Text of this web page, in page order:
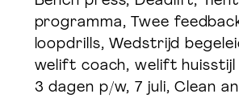
programma, Twee
loopdrills, Wedstrijd
welift coach, welift huisstijl
3 dagen p/w, 7 juli, Clean